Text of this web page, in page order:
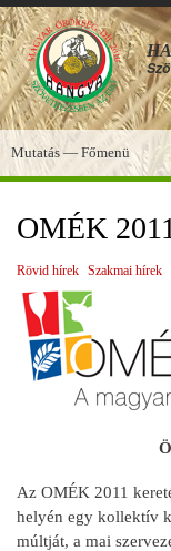
Főmenü
Mutatás — Főmenü
OMÉK 2011
Rövid hírek Szakmai hírek
Az OMÉK 2011
helyén egy kollektív
múltját, a mai